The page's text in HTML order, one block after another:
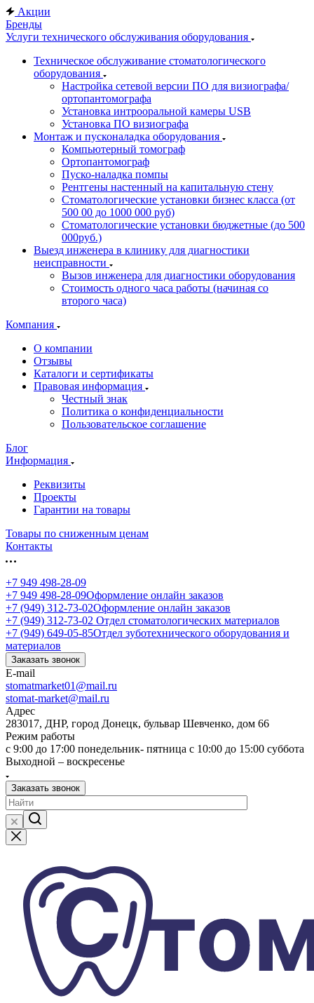
Акции
Бренды
Услуги технического обслуживания оборудования
Техническое обслуживание стоматологического
оборудования
Настройка сетевой версии ПО для визиографа/
ортопантомографа
Установка интрооральной камеры USB
Установка ПО визиографа
Монтаж и пусконаладка оборудования
Компьютерный томограф
Ортопантомограф
Пуско-наладка помпы
Рентгены настенный на капитальную стену
Стоматологические установки бизнес класса (от
500 00 до 1000 000 руб)
Стоматологические установки бюджетные (до 500
000руб.)
Выезд инженера в клинику для диагностики
неисправности
Вызов инженера для диагностики оборудования
Стоимость одного часа работы (начиная со
второго часа)
Компания
О компании
Отзывы
Каталоги и сертификаты
Правовая информация
Честный знак
Политика о конфиденциальности
Пользовательское соглашение
Блог
Информация
Реквизиты
Проекты
Гарантии на товары
Товары по сниженным ценам
Контакты
+7 949 498-28-09
+7 949 498-28-09Оформление онлайн заказов
+7 (949) 312-73-02Оформление онлайн заказов
+7 (949) 312-73-02 Отдел стоматологических материалов
+7 (949) 649-05-85Отдел зуботехнического оборудования и
материалов
Заказать звонок
E-mail
stomatmarket01@mail.ru
stomat-market@mail.ru
Адрес
283017, ДНР, город Донецк, бульвар Шевченко, дом 66
Режим работы
с 9:00 до 17:00 понедельник- пятница с 10:00 до 15:00 суббота
Выходной – воскресенье
Заказать звонок